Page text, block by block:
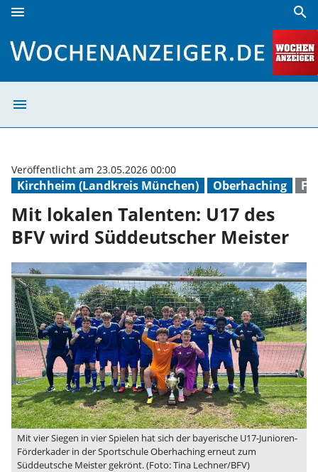
menu search
menu
Kirchheim (Landkreis München) Oberhaching
Veröffentlicht am 23.05.2026 00:00
Mit lokalen Talenten: U17 des
BFV wird Süddeutscher Meister
Mit vier Siegen in vier Spielen hat sich der bayerische U17-Junioren-
Förderkader in der Sportschule Oberhaching erneut zum
Süddeutsche Meister gekrönt. (Foto: Tina Lechner/BFV)